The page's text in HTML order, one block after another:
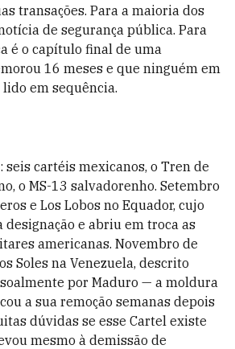
transações. Para a maioria dos
de segurança pública. Para
é o capítulo final de uma
16 meses e que ninguém em
em sequência.
seis cartéis mexicanos, o Tren de
o MS-13 salvadorenho. Setembro
e Los Lobos no Equador, cujo
e abriu em troca as
americanas. Novembro de
Soles na Venezuela, descrito
por Maduro — a moldura
a sua remoção semanas depois
dúvidas se esse Cartel existe
mesmo à demissão de